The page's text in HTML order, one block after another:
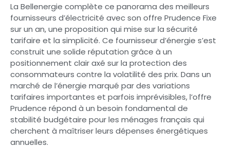
La Bellenergie complète ce panorama des meilleurs
fournisseurs d’électricité avec son offre Prudence Fixe
sur un an, une proposition qui mise sur la sécurité
tarifaire et la simplicité. Ce fournisseur d’énergie s’est
construit une solide réputation grâce à un
positionnement clair axé sur la protection des
consommateurs contre la volatilité des prix. Dans un
marché de l’énergie marqué par des variations
tarifaires importantes et parfois imprévisibles, l’offre
Prudence répond à un besoin fondamental de
stabilité budgétaire pour les ménages français qui
cherchent à maîtriser leurs dépenses énergétiques
annuelles.